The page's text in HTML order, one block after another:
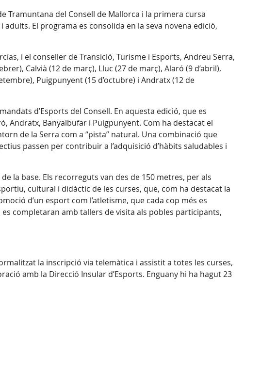
Tramuntana del Consell de Mallorca i la primera cursa
El programa es consolida en la seva novena edició,
i el conseller de Transició, Turisme i Esports, Andreu Serra,
Calvià (12 de març), Lluc (27 de març), Alaró (9 d’abril),
Puigpunyent (15 d’octubre) i Andratx (12 de
d’Esports del Consell. En aquesta edició, que es
Andratx, Banyalbufar i Puigpunyent. Com ha destacat el
de la Serra com a “pista” natural. Una combinació que
passen per contribuir a l’adquisició d’hàbits saludables i
la base. Els recorreguts van des de 150 metres, per als
cultural i didàctic de les curses, que, com ha destacat la
d’un esport com l’atletisme, que cada cop més es
es completaran amb tallers de visita als pobles participants,
la inscripció via telemàtica i assistit a totes les curses,
amb la Direcció Insular d’Esports. Enguany hi ha hagut 23